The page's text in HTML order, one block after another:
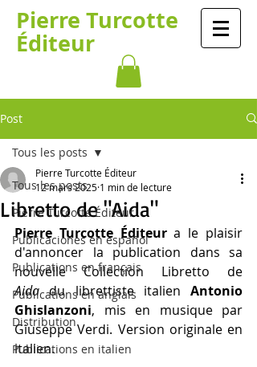
​​​​Pierre Turcotte​​​
Éditeur
Post
Tous les posts
Pierre Turcotte Éditeur
Publicaciones en español
Publications en français
Publications en anglais
Distribution
Publications en italien
Tous les posts
Libretto de "Aida"
Pierre Turcotte Éditeur
12 mars 2025 1 min de lecture
Pierre Turcotte Éditeur a le plaisir
d'annoncer la publication dans sa
Aida du librettiste italien Antonio
Ghislanzoni, mis en musique par
Giuseppe Verdi. Version originale en
italien.